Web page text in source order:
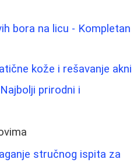
bora na licu - Kompletan
kože i rešavanje akni
prirodni i
stručnog ispita za